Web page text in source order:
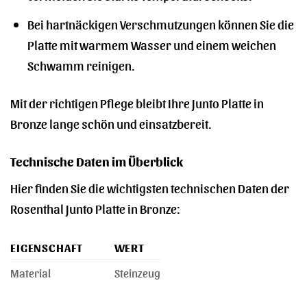
Bei hartnäckigen Verschmutzungen können Sie die
Platte mit warmem Wasser und einem weichen
Schwamm reinigen.
Mit der richtigen Pflege bleibt Ihre Junto Platte in
Bronze lange schön und einsatzbereit.
Technische Daten im Überblick
Hier finden Sie die wichtigsten technischen Daten der
Rosenthal Junto Platte in Bronze:
EIGENSCHAFT
WERT
Material
Steinzeug